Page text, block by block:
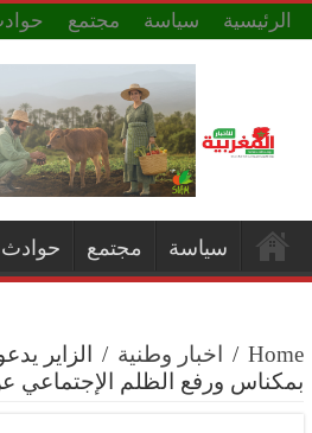
الرئيسية سياسة مجتمع
سياسة مجتمع حوادث
Home
/ اخبار وطنية /
الزاير
بمكناس ورفع الظلم الإجتماعي عن 500